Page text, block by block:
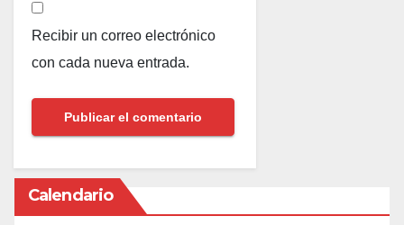
Recibir un correo electrónico
con cada nueva entrada.
Calendario